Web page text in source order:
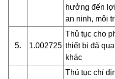
hưởng đến
an ninh, môi
5. 1.002725
Thủ tục cho
thiết bị đã
khác
Thủ tục chỉ